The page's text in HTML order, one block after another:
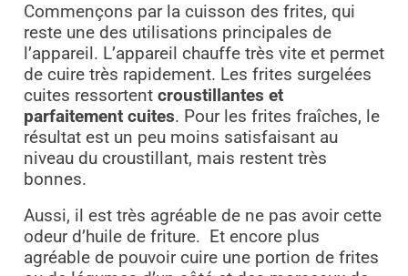
Commençons par la cuisson des frites, qui
reste une des utilisations principales de
l’appareil. L’appareil chauffe très vite et permet
de cuire très rapidement. Les frites surgelées
cuites ressortent croustillantes et
parfaitement cuites. Pour les frites fraîches, le
résultat est un peu moins satisfaisant au
niveau du croustillant, mais restent très
bonnes.
Aussi, il est très agréable de ne pas avoir cette
odeur d’huile de friture.
Et encore plus
agréable de pouvoir cuire une portion de frites